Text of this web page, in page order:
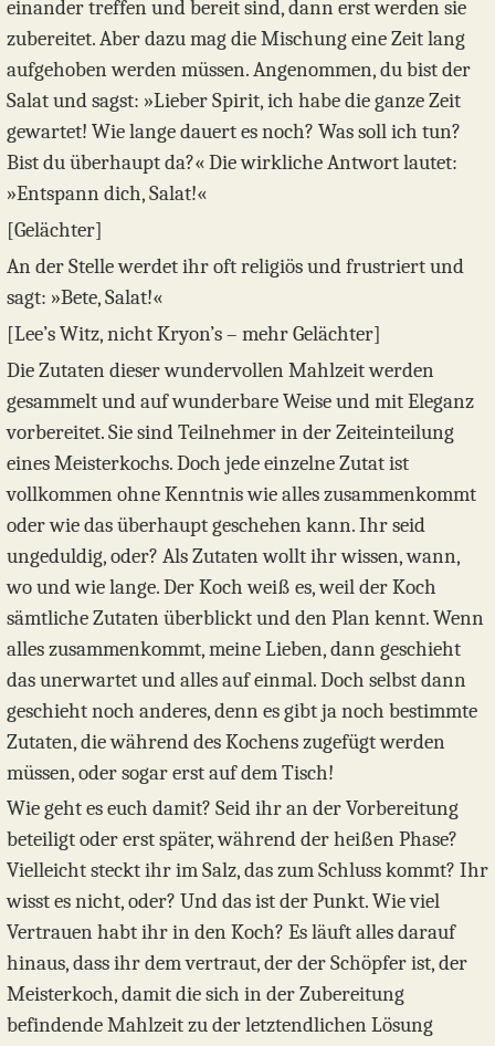
einander treffen und bereit sind, dann erst werden sie
zubereitet. Aber dazu mag die Mischung eine Zeit lang
aufgehoben werden müssen. Angenommen, du bist der
Salat und sagst: »Lieber Spirit, ich habe die ganze Zeit
gewartet! Wie lange dauert es noch? Was soll ich tun?
Bist du überhaupt da?« Die wirkliche Antwort lautet:
»Entspann dich, Salat!«
[Gelächter]
An der Stelle werdet ihr oft religiös und frustriert und
sagt: »Bete, Salat!«
[Lee’s Witz, nicht Kryon’s – mehr Gelächter]
Die Zutaten dieser wundervollen Mahlzeit werden
gesammelt und auf wunderbare Weise und mit Eleganz
vorbereitet. Sie sind Teilnehmer in der Zeiteinteilung
eines Meisterkochs. Doch jede einzelne Zutat ist
vollkommen ohne Kenntnis wie alles zusammenkommt
oder wie das überhaupt geschehen kann. Ihr seid
ungeduldig, oder? Als Zutaten wollt ihr wissen, wann,
wo und wie lange. Der Koch weiß es, weil der Koch
sämtliche Zutaten überblickt und den Plan kennt. Wenn
alles zusammenkommt, meine Lieben, dann geschieht
das unerwartet und alles auf einmal. Doch selbst dann
geschieht noch anderes, denn es gibt ja noch bestimmte
Zutaten, die während des Kochens zugefügt werden
müssen, oder sogar erst auf dem Tisch!
Wie geht es euch damit? Seid ihr an der Vorbereitung
beteiligt oder erst später, während der heißen Phase?
Vielleicht steckt ihr im Salz, das zum Schluss kommt? Ihr
wisst es nicht, oder? Und das ist der Punkt. Wie viel
Vertrauen habt ihr in den Koch? Es läuft alles darauf
hinaus, dass ihr dem vertraut, der der Schöpfer ist, der
Meisterkoch, damit die sich in der Zubereitung
befindende Mahlzeit zu der letztendlichen Lösung